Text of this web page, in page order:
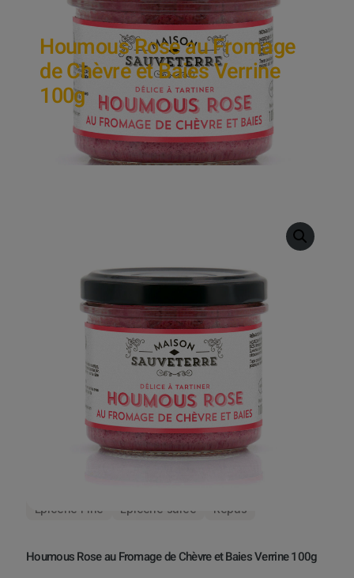
Houmous Rose au Fromage
de Chèvre et Baies Verrine
100g
Épicerie Fine Épicerie salée Repas
Houmous Rose au Fromage de Chèvre et Baies Verrine 100g